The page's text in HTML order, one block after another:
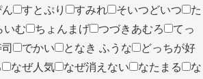
すとぷり すみれ そいつどいつ
た
いむ ちょんまげ つづきあむろ
てっ
でかい となき ふうな
どっちが好
なぜ人気 なぜ消えない なたまる
な